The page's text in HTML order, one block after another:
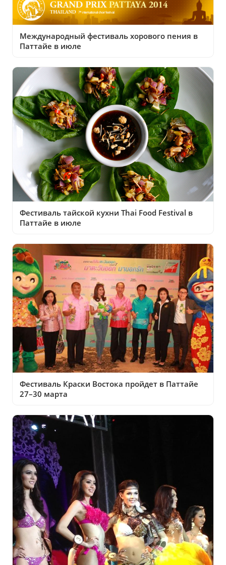
Международный фестиваль хорового пения в
Паттайе в июле
Фестиваль тайской кухни Thai Food Festival в
Паттайе в июле
Фестиваль Краски Востока пройдет в Паттайе
27–30 марта